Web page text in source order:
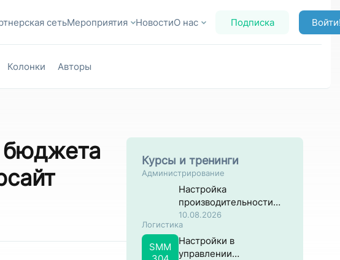
сетьМероприятия НовостиО нас Подписка
Колонки Авторы
Курсы и тренинги
Администрирование
Настройка
производительности
систем на основе SAP
NW ABAP
10.08.2026
Логистика
SMM
Настройки в
управлении